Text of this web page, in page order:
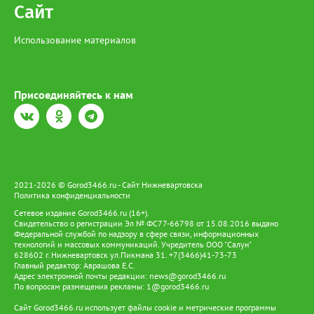
участники движения получили травмы различной степени
тяжести. Новые эпизоды: Как только на место прибыли
«Лексуса» не только отказался от освидетельствования, но и
318 и 319 УК РФ. Теперь следствие ведётся сразу по трём
составам. Как идёт расследование: Дела соединены в одно
производство и переданы в следственный отдел по
Нижневартовску СУ СК России по ХМАО–Югре. Руководство
в Нижневартовске устроившего смертельное ДТП водителя
отправили в СИЗО.
Сайт
Использование материалов
Присоединяйтесь к нам
2021-2026 © Gorod3466.ru - Сайт Нижневартовска
Политика конфиденциальности
Сетевое издание Gorod3466.ru (16+).
Свидетельство о регистрации Эл № ФС77-66798 от 15.08.2016 выдано
Федеральной службой по надзору в сфере связи, информационных
технологий и массовых коммуникаций. Учредитель ООО "Салун"
628602 г. Нижневартовск ул.Пикмана 31. +7(3466)41-73-73
Главный редактор: Аврашова Е.С.
Адрес электронной почты редакции: news@gorod3466.ru
По вопросам размещения рекламы: 1@gorod3466.ru
Сайт Gorod3466.ru использует файлы cookie и метрические программы